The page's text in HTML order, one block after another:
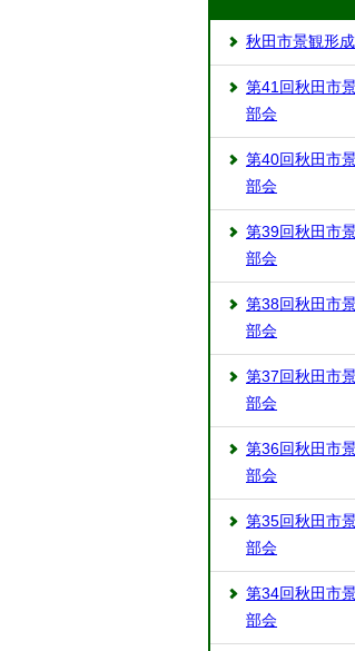
秋田市景観形
第41回秋田市
部会
第40回秋田市
部会
第39回秋田市
部会
第38回秋田市
部会
第37回秋田市
部会
第36回秋田市
部会
第35回秋田市
部会
第34回秋田市
部会